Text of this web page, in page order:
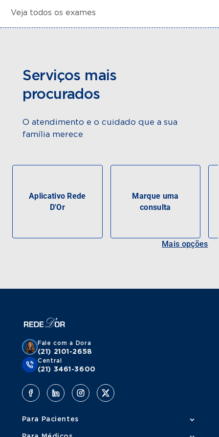
Veja todos os exames
Serviços mais
procurados
O atendimento e o cuidado que a sua
família merece
Aplicativo Rede
D'Or
Marque uma
consulta
Mais opções
Fale com a Dora
(21) 2101-2658
Central
(21) 3461-3600
Para Pacientes